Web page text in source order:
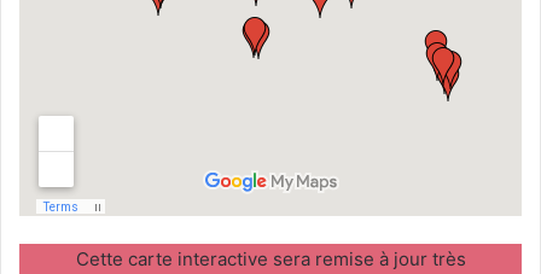
Cette carte interactive sera remise à jour très